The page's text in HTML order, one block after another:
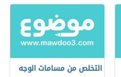
التخلص من مسامات الوجه